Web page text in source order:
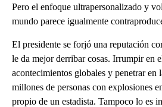
Pero el enfoque ultrapersonalizado y
mundo parece igualmente
El presidente se forjó una reputación
le da mejor derribar cosas. Irrumpir en
acontecimientos globales y penetrar en
millones de personas con explosiones
propio de un estadista. Tampoco lo es